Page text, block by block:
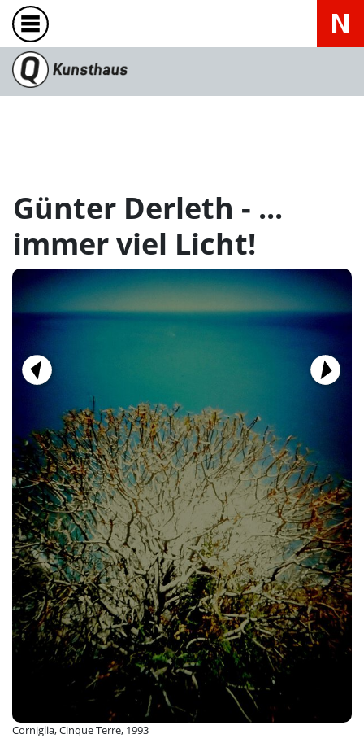
Günter Derleth - ...
immer viel Licht!
Corniglia, Cinque Terre, 1993